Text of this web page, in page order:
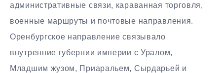
административные связи, караванная торговля,
военные маршруты и почтовые направления.
Оренбургское направление связывало
внутренние губернии империи с Уралом,
Младшим жузом, Приаральем, Сырдарьей и